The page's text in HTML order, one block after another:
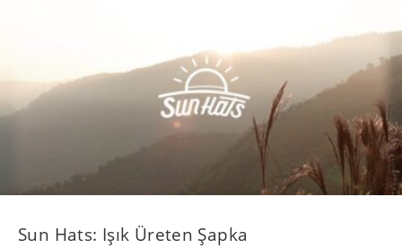
Sun Hats: Işık Üreten Şapka